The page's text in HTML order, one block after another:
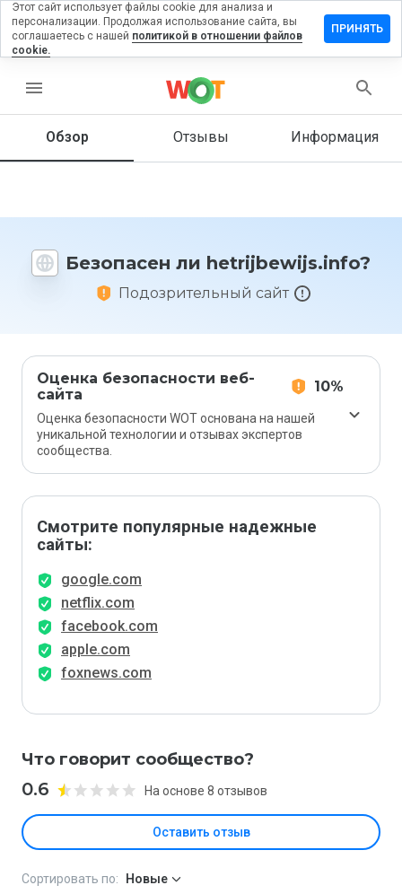
menu
Обзор Отзывы Информация
Безопасен ли hetrijbewijs.info?
Подозрительный сайт
Оценка безопасности веб-
сайта
10%
Оценка безопасности WOT основана на нашей
уникальной технологии и отзывах экспертов
сообщества.
Смотрите популярные надежные
сайты:
google.com
netflix.com
facebook.com
apple.com
foxnews.com
Что говорит сообщество?
0.6 На основе 8 отзывов
Оставить отзыв
на
Как бы
этот
1 до 5?
Сортировать по: Новые
Этот сайт использует файлы cookie для анализа и
персонализации. Продолжая использование сайта, вы
соглашаетесь с нашей политикой в отношении файлов
cookie.
ПРИНЯТЬ